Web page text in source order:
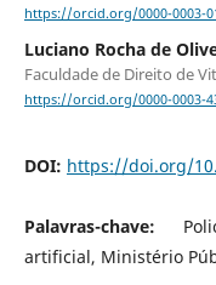
https://orcid.org/0000-0003-
Luciano Rocha de
Faculdade de Direito de
https://orcid.org/0000-0003-
DOI: https://doi.org/
Palavras-chave:
artificial, Ministério